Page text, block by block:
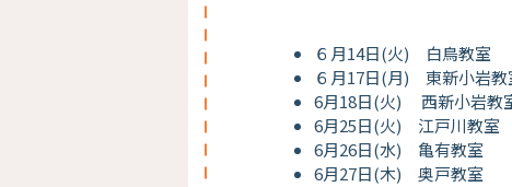
６月14日(火) 白鳥教室
６月17日(月) 東新小岩教
6月18日(火) 西新小岩教
6月25日(火) 江戸川教室
6月26日(水) 亀有教室
6月27日(木) 奥戸教室